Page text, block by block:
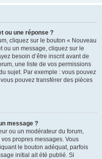
ou une réponse ?
cliquez sur le bouton « Nouveau
ou un message, cliquez sur le
besoin d’être inscrit avant de
une liste de vos permissions
sujet. Par exemple : vous pouvez
pouvez transférer des pièces
message ?
ou un modérateur du forum,
propres messages. Vous
le bouton adéquat, parfois
initial ait été publié. Si